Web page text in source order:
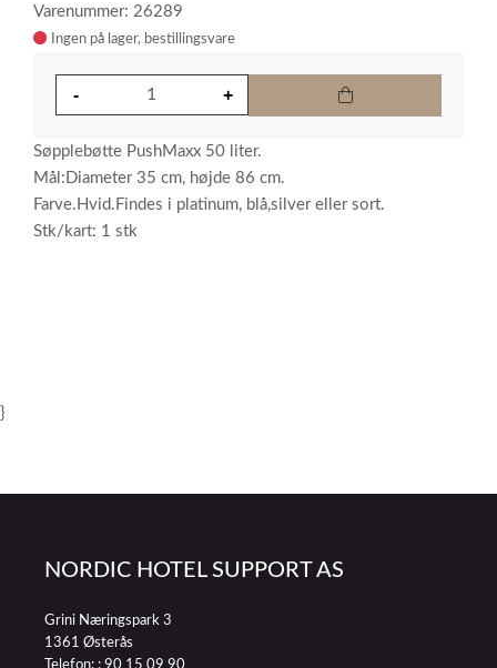
Varenummer: 26289
Ingen på lager
Søpplebøtte PushMaxx 50 liter.
Mål:Diameter 35 cm, højde 86 cm.
Farve.Hvid.Findes i platinum, blå,silver eller sort.
Stk/kart: 1 stk
}
NORDIC HOTEL SUPPORT AS
Grini Næringspark 3
1361 Østerås